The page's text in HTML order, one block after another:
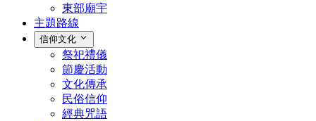
東部廟宇
主題路線
信仰文化
祭祀禮儀
節慶活動
文化傳承
民俗信仰
經典咒語